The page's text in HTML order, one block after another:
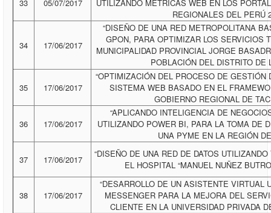
33 05/07/2017
UTILIZANDO MÉTRICAS WEB EN LOS
REGIONALES DEL PERÚ
34 17/06/2017
“DISEÑO DE UNA RED METROPOLITANA
GPON, PARA OPTIMIZAR LOS SERVICIOS
MUNICIPALIDAD PROVINCIAL JORGE
POBLACIÓN DEL DISTRITO DE
35 17/06/2017
“OPTIMIZACIÓN DEL PROCESO DE GESTIÓN
SISTEMA WEB BASADO EN EL
GOBIERNO REGIONAL DE
36 17/06/2017
“APLICANDO INTELIGENCIA DE
UTILIZANDO POWER BI, PARA LA TOMA DE
UNA PYME EN LA REGIÓN
37 17/06/2017
“DISEÑO DE UNA RED DE DATOS
EL HOSPITAL “MANUEL NUÑEZ
38 17/06/2017
“DESARROLLO DE UN ASISTENTE VIRTUAL
MESSENGER PARA LA MEJORA DEL
CLIENTE EN LA UNIVERSIDAD PRIVADA